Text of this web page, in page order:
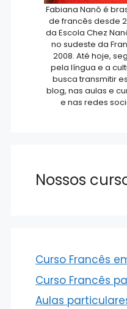
Fabiana Nanô é
de francês desde
da Escola Chez
no sudeste da
2008. Até hoje,
pela língua e a
busca transmitir
blog, nas aulas e
e nas redes
Nossos
Curso Francês
Curso Francês
Aulas